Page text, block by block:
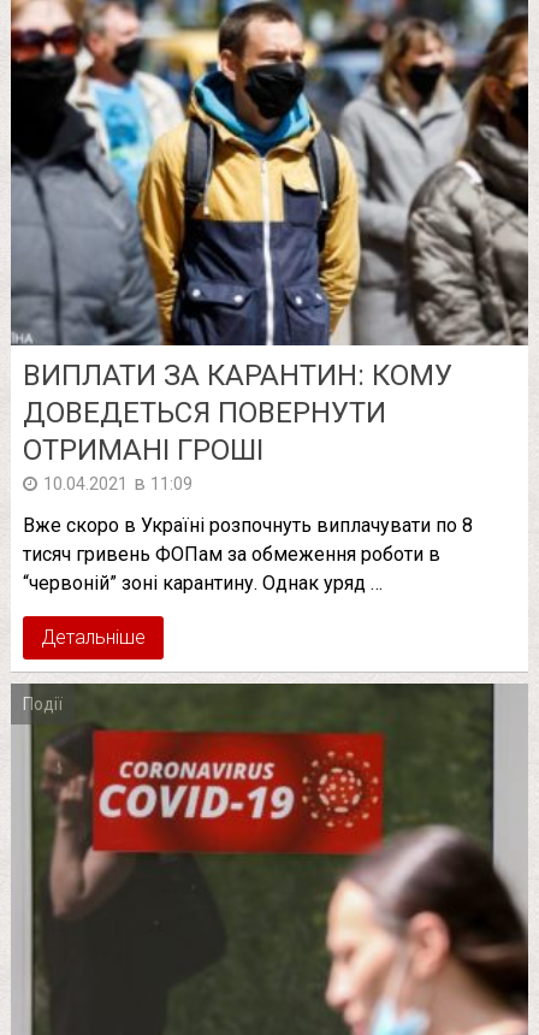
ВИПЛАТИ ЗА КАРАНТИН: КОМУ
ДОВЕДЕТЬСЯ ПОВЕРНУТИ
ОТРИМАНІ ГРОШІ
10.04.2021 в 11:09
Вже скоро в Україні розпочнуть виплачувати по 8
тисяч гривень ФОПам за обмеження роботи в
“червоній” зоні карантину. Однак уряд …
Детальніше
Події